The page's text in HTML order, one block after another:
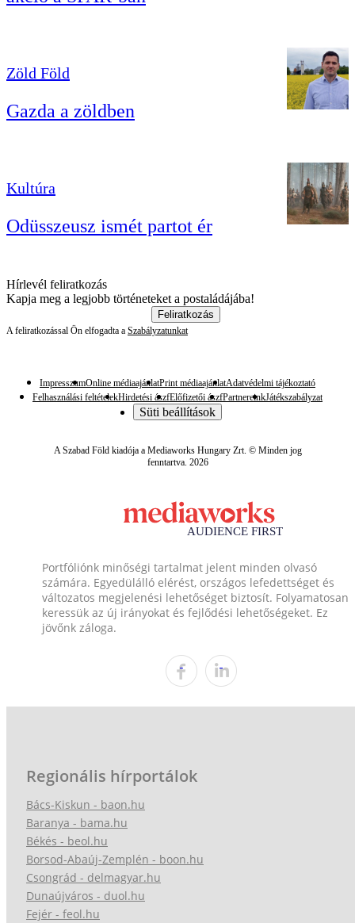
Zöld Föld
Gazda a zöldben
Kultúra
Odüsszeusz ismét partot ér
Hírlevél feliratkozás
Kapja meg a legjobb történeteket a postaládájába!
Feliratkozás
A feliratkozással Ön elfogadta a Szabályzatunkat
ImpresszumOnline médiaajánlatPrint médiaajánlatAdatvédelmi tájékoztató
Felhasználási feltételekHirdetési ászfElőfizetői ászfPartnereinkJátékszabályzat
Süti beállítások
A Szabad Föld kiadója a Mediaworks Hungary Zrt. © Minden jog
fenntartva. 2026
Portfóliónk minőségi tartalmat jelent minden olvasó
számára. Egyedülálló elérést, országos lefedettséget és
változatos megjelenési lehetőséget biztosít. Folyamatosan
keressük az új irányokat és fejlődési lehetőségeket. Ez
jövőnk záloga.
Regionális hírportálok
Bács-Kiskun - baon.hu
Baranya - bama.hu
Békés - beol.hu
Borsod-Abaúj-Zemplén - boon.hu
Csongrád - delmagyar.hu
Dunaújváros - duol.hu
Fejér - feol.hu